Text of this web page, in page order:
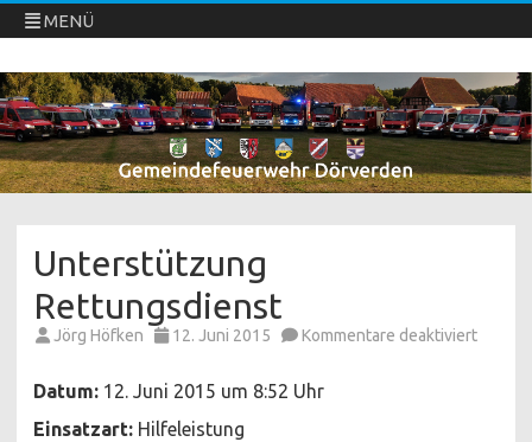
MENÜ
Freiwillige Feuerwehren Dörverden
Direkt
zum
Inhalt
springen
Unterstützung
Rettungsdienst
Jörg Höfken 12. Juni 2015 Kommentare deaktiviertfür
Datum: 12. Juni 2015 um 8:52 Uhr
Einsatzart: Hilfeleistung